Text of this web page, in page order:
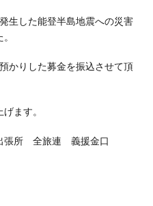
生した能登半島地震への災害
かりした募金を振込させて頂
ます。
張所 全旅連 義援金口